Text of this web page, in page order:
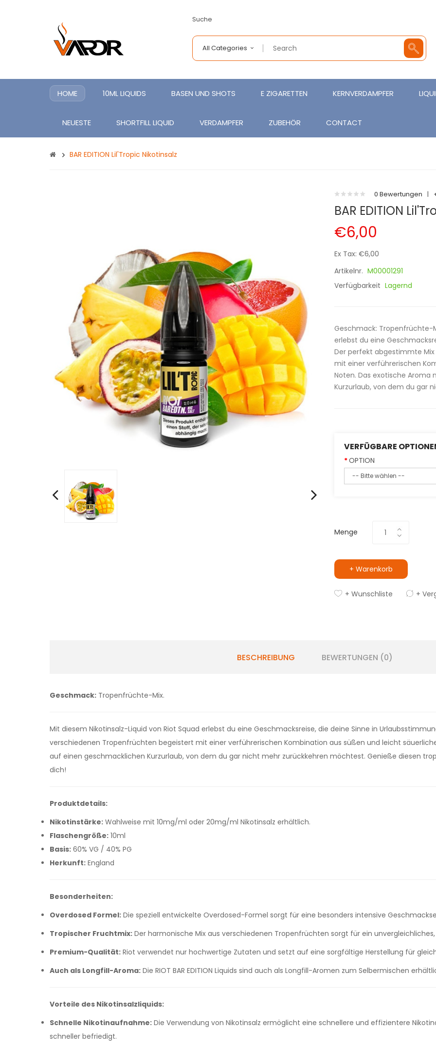
Suche
All Categories
HOME 10ML LIQUIDS BASEN UND SHOTS E ZIGARETTEN KERNVERDAMPFER
NEUESTE SHORTFILL LIQUID VERDAMPFER ZUBEHÖR CONTACT
BAR EDITION Lil'Tropic Nikotinsalz
0 Bewertungen |
BAR EDITION
€6,00
Ex Tax: €6,00
Artikelnr. M00001291
Verfügbarkeit Lagernd
Geschmack: Tropenfrüchte-
erlebst du eine
Der perfekt abgestimmte
mit einer verführerischen
Noten. Das exotische
Kurzurlaub, von dem du gar
VERFÜGBARE
OPTION
Menge
+ Warenkorb
+ Wunschliste +
BESCHREIBUNG BEWERTUNGEN (0)
Geschmack: Tropenfrüchte-Mix.
Mit diesem Nikotinsalz-Liquid von Riot Squad erlebst du eine Geschmacksreise, die deine Sinne in
verschiedenen Tropenfrüchten begeistert mit einer verführerischen Kombination aus süßen und leicht
auf einen geschmacklichen Kurzurlaub, von dem du gar nicht mehr zurückkehren möchtest. Genieße diesen
dich!
Produktdetails:
Nikotinstärke: Wahlweise mit 10mg/ml oder 20mg/ml Nikotinsalz erhältlich.
Flaschengröße: 10ml
Basis: 60% VG / 40% PG
Herkunft: England
Besonderheiten:
Overdosed Formel: Die speziell entwickelte Overdosed-Formel sorgt für eine besonders intensive
Tropischer Fruchtmix: Der harmonische Mix aus verschiedenen Tropenfrüchten sorgt für ein
Premium-Qualität: Riot verwendet nur hochwertige Zutaten und setzt auf eine sorgfältige Herstellung für
Auch als Longfill-Aroma: Die RIOT BAR EDITION Liquids sind auch als Longfill-Aromen zum Selbermischen
Vorteile des Nikotinsalzliquids:
Schnelle Nikotinaufnahme: Die Verwendung von Nikotinsalz ermöglicht eine schnellere und effizientere
schneller befriedigt.